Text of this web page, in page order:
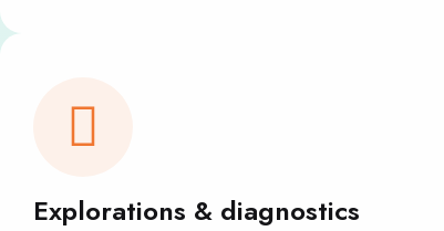
Explorations & diagnostics